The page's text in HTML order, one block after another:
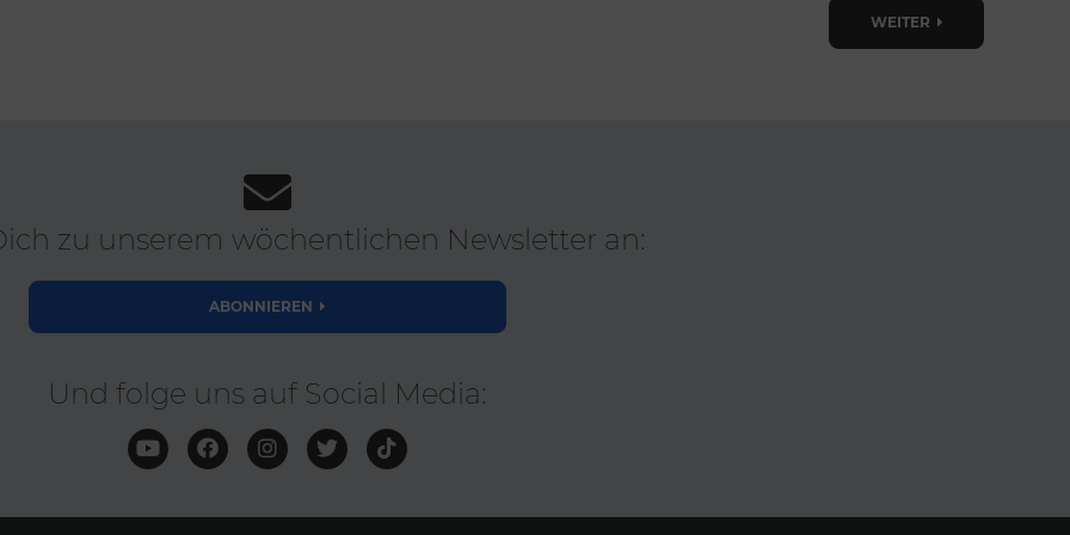
WEITER
zu unserem wöchentlichen Newsletter an:
ABONNIEREN
Und folge uns auf Social Media: